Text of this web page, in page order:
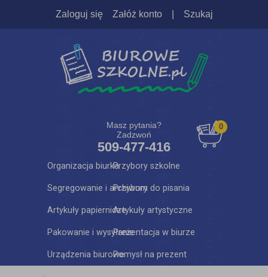
Zaloguj się Załóż konto Szukaj
Masz pytania?
Zadzwoń
509-477-416
0
Organizacja biurkaPrzybory szkolne
Segregowanie i archiwumPrzybory do pisania
Artykuły papierniczeArtykuły artystyczne
Pakowanie i wysyłaniePrezentacja w biurze
Urządzenia biurowePomysł na prezent